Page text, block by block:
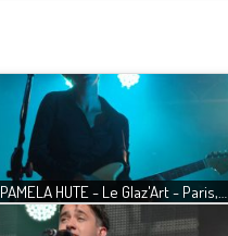
PAMELA HUTE - Le Glaz'Art - Paris,…